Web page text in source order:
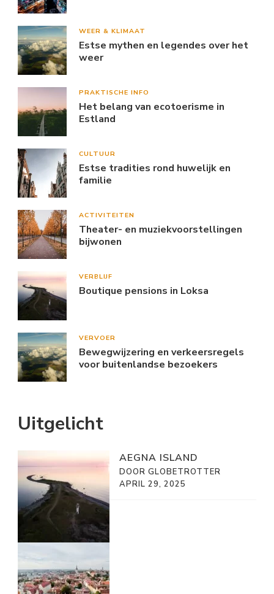
WEER & KLIMAAT
Estse mythen en legendes over het
weer
PRAKTISCHE INFO
Het belang van ecotoerisme in
Estland
CULTUUR
Estse tradities rond huwelijk en
familie
ACTIVITEITEN
Theater- en muziekvoorstellingen
bijwonen
VERBLIJF
Boutique pensions in Loksa
VERVOER
Bewegwijzering en verkeersregels
voor buitenlandse bezoekers
Uitgelicht
AEGNA ISLAND
DOOR GLOBETROTTER
APRIL 29, 2025